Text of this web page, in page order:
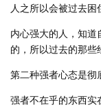
人之所以会被过去困
内心强大的人，知
的，所以过去的那些
第二种强者心态是彻
强者不在乎的东西实